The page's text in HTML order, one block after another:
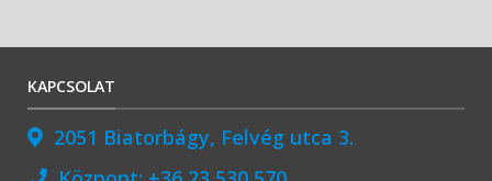
KAPCSOLAT
2051 Biatorbágy, Felvég utca 3.